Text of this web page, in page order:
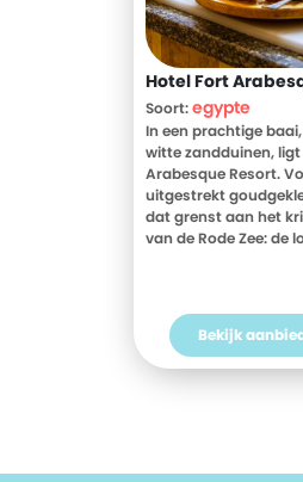
Hotel Fort
Soort:egypte
In een prachtige
witte zandduinen,
Arabesque Resort.
uitgestrekt
dat grenst aan het
van de Rode Zee: de
Het elegante hotel
comfortabele
uitkijken op de
tropische tuin met
zwembad of op het
Bekijk